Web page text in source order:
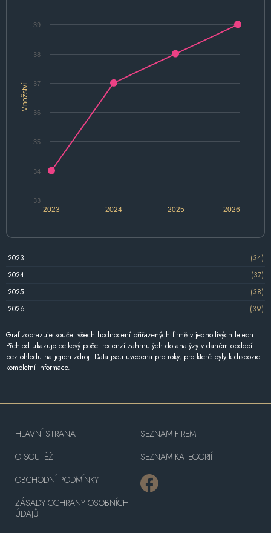
Množství
2024 2026
2023 2025
33
34
35
36
37
38
39
2023
(34)
2024
(37)
2025
(38)
2026
(39)
Graf zobrazuje součet všech hodnocení přiřazených firmě v jednotlivých letech.
Přehled ukazuje celkový počet recenzí zahrnutých do analýzy v daném období
bez ohledu na jejich zdroj. Data jsou uvedena pro roky, pro které byly k dispozici
kompletní informace.
HLAVNÍ STRANA
O SOUTĚŽI
OBCHODNÍ PODMÍNKY
ZÁSADY OCHRANY OSOBNÍCH
ÚDAJŮ
SEZNAM FIREM
SEZNAM KATEGORIÍ